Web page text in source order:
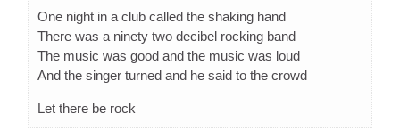
One night in a club called the shaking hand
There was a ninety two decibel rocking band
The music was good and the music was loud
And the singer turned and he said to the crowd
Let there be rock